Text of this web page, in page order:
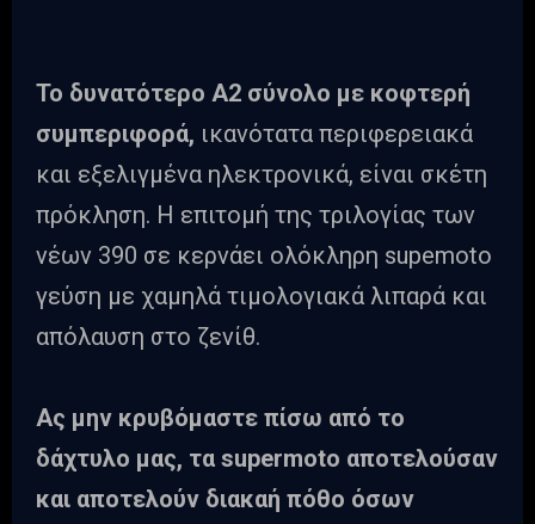
Το δυνατότερο Α2 σύνολο με κοφτερή
συμπεριφορά, ικανότατα περιφερειακά
και εξελιγμένα ηλεκτρονικά, είναι σκέτη
πρόκληση. Η επιτομή της τριλογίας των
νέων 390 σε κερνάει ολόκληρη supemoto
γεύση με χαμηλά τιμολογιακά λιπαρά και
απόλαυση στο ζενίθ.
Ας μην κρυβόμαστε πίσω από το
δάχτυλο μας, τα supermoto αποτελούσαν
και αποτελούν διακαή πόθο όσων